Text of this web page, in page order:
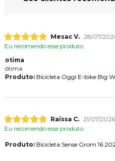
Mesac V. 28/07/
Eu recomendo esse produto.
otima
ótima
Produto:Bicicleta Oggi E-bike Big
Raíssa C. 21/07/2026
Eu recomendo esse produto.
Produto:Bicicleta Sense Grom 16